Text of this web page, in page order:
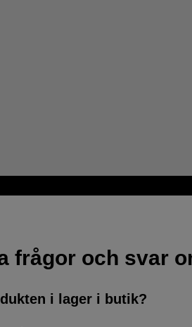
frågor och svar
i lager i butik?